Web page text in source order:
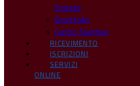
Entrata
Eportfolio
Centro Sportivo
RICEVIMENTO
ISCRIZIONI
SERVIZI
ONLINE